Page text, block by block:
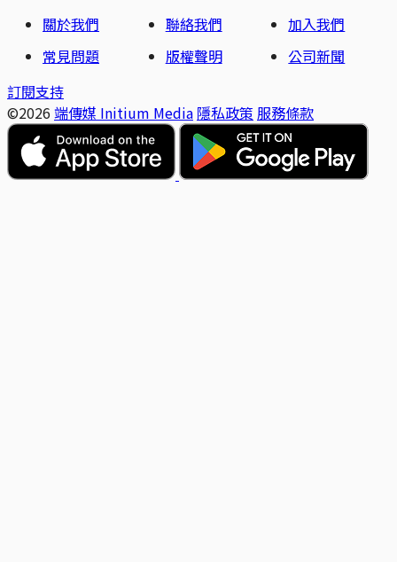
關於我們
聯絡我們
加入我們
常見問題
版權聲明
公司新聞
訂閱支持
©2026 端傳媒 Initium Media 隱私政策 服務條款